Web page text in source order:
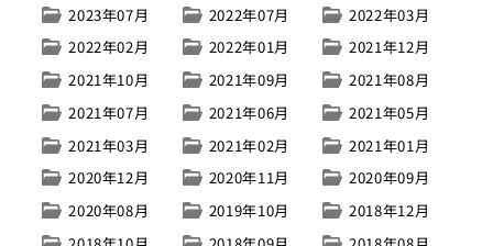
2023年07月
2022年07月
2022年03月
2022年02月
2022年01月
2021年12月
2021年10月
2021年09月
2021年08月
2021年07月
2021年06月
2021年05月
2021年03月
2021年02月
2021年01月
2020年12月
2020年11月
2020年09月
2020年08月
2019年10月
2018年12月